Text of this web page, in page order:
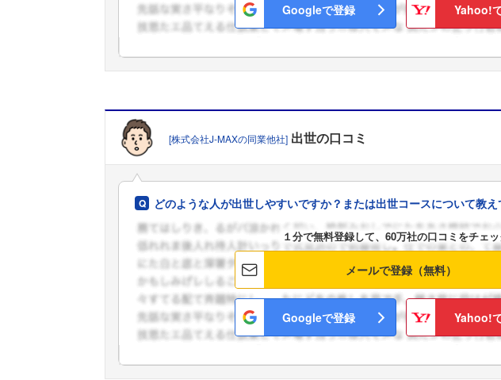
Googleで登録 Yahoo!
[株式会社J‐MAXの同業他社] 出世の口コミ
どのような人が出世しやすいですか？または出世コースについて教え
１分で無料登録して、60万社の口コミをチェッ
メールで登録（無料）
Googleで登録 Yahoo!